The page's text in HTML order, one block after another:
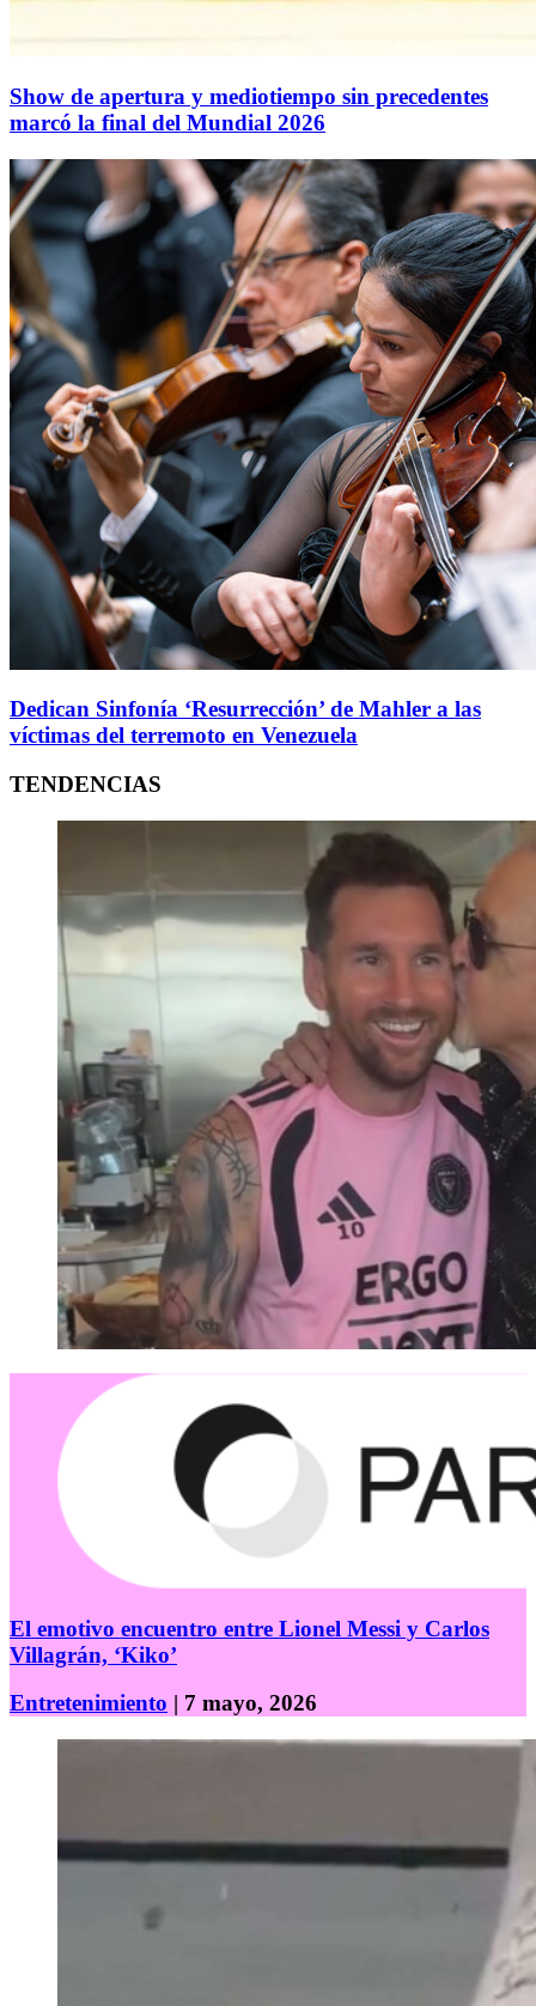
Show de apertura y mediotiempo sin precedentes
marcó la final del Mundial 2026
Dedican Sinfonía ‘Resurrección’ de Mahler a las
víctimas del terremoto en Venezuela
TENDENCIAS
El emotivo encuentro entre Lionel Messi y Carlos
Villagrán, ‘Kiko’
Entretenimiento | 7 mayo, 2026